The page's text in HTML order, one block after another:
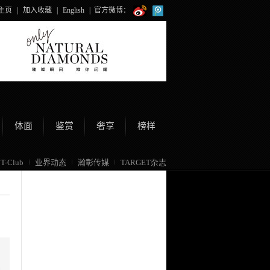
页 加入收藏 English 官方微博：
体面 鉴赏 奢享 榜样
T-Club 业界动态 瀚彰传媒 TARGET杂志